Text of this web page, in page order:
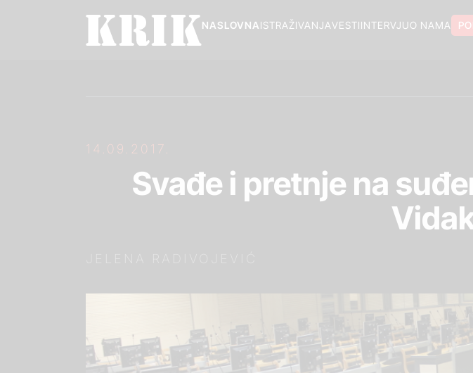
O NAMA
INTERVJU
VESTI
ISTRAŽIVANJA
NASLOVNA
14.09.2017.
Svađe i pretnje na